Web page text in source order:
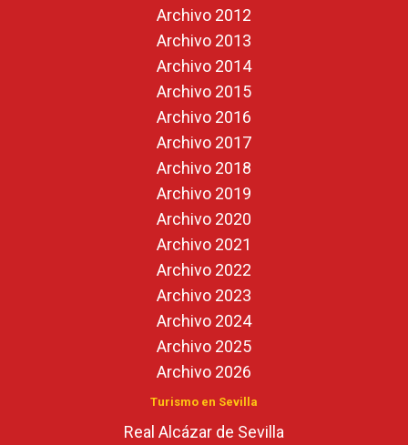
Archivo 2012
Archivo 2013
Archivo 2014
Archivo 2015
Archivo 2016
Archivo 2017
Archivo 2018
Archivo 2019
Archivo 2020
Archivo 2021
Archivo 2022
Archivo 2023
Archivo 2024
Archivo 2025
Archivo 2026
Turismo en Sevilla
Real Alcázar de Sevilla